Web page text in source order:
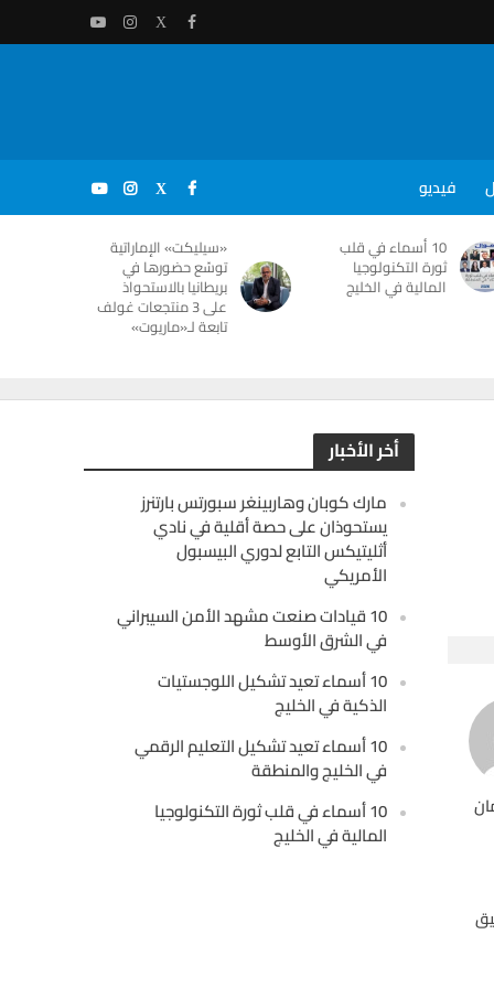
فيديو
10 أسماء في قلب
ثورة التكنولوجيا
المالية في الخليج
«سيليكت» الإماراتية
توسّع حضورها في
بريطانيا بالاستحواذ
على 3 منتجعات غولف
تابعة لـ«ماريوت»
أخر الأخبار
مارك كوبان وهاربينغر سبورتس بارتنرز
يستحوذان على حصة أقلية في نادي
أثليتيكس التابع لدوري البيسبول
الأمريكي
10 قيادات صنعت مشهد الأمن السيبراني
في الشرق الأوسط
10 أسماء تعيد تشكيل اللوجستيات
الذكية في الخليج
10 أسماء تعيد تشكيل التعليم الرقمي
في الخليج والمنطقة
10 أسماء في قلب ثورة التكنولوجيا
المالية في الخليج